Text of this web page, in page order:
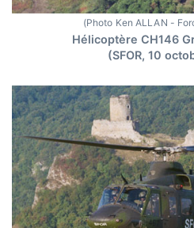
(Photo Ken ALLAN -
Hélicoptère CH146
(SFOR, 10